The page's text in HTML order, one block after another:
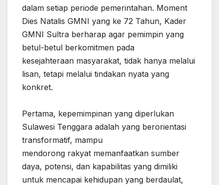
dalam setiap periode pemerintahan. Moment
Dies Natalis GMNI yang ke 72 Tahun, Kader
GMNI Sultra berharap agar pemimpin yang
betul-betul berkomitmen pada
‎kesejahteraan masyarakat, tidak hanya melalui
lisan, tetapi melalui tindakan nyata yang
konkret.
‎Pertama, kepemimpinan yang diperlukan
Sulawesi Tenggara adalah yang berorientasi
transformatif, mampu
‎mendorong rakyat memanfaatkan sumber
daya, potensi, dan kapabilitas yang dimiliki
untuk mencapai kehidupan yang berdaulat,